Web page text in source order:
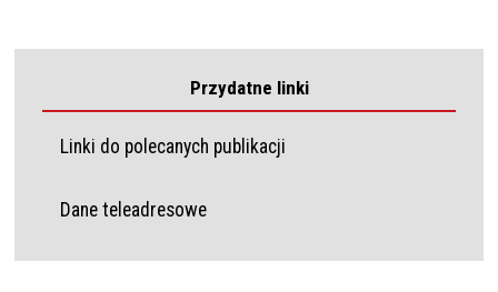
Przydatne linki
Linki do polecanych publikacji
Dane teleadresowe